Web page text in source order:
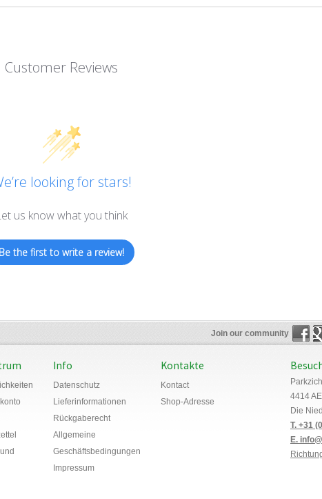
Customer Reviews
looking for stars!
us know what you think
Be the first to write a review!
Join our community
Info
Datenschutz
Lieferinformationen
Rückgaberecht
Allgemeine
Geschäftsbedingungen
Impressum
Kontakte
Kontact
Shop-Adresse
4414
Die
T. +31
E.